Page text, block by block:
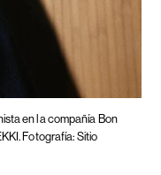
en la compañía Bon
Fotografía: Sitio